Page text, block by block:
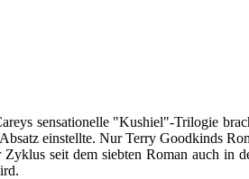
sensationelle "Kushiel"-Trilogie
einstellte. Nur Terry Goodkinds
seit dem siebten Roman auch in